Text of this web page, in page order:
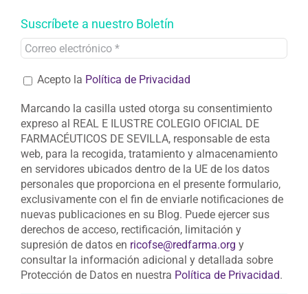
Suscríbete a nuestro Boletín
Acepto la Política de Privacidad
Marcando la casilla usted otorga su consentimiento
expreso al REAL E ILUSTRE COLEGIO OFICIAL DE
FARMACÉUTICOS DE SEVILLA, responsable de esta
web, para la recogida, tratamiento y almacenamiento
en servidores ubicados dentro de la UE de los datos
personales que proporciona en el presente formulario,
exclusivamente con el fin de enviarle notificaciones de
nuevas publicaciones en su Blog. Puede ejercer sus
derechos de acceso, rectificación, limitación y
supresión de datos en ricofse@redfarma.org y
consultar la información adicional y detallada sobre
Protección de Datos en nuestra Política de Privacidad.